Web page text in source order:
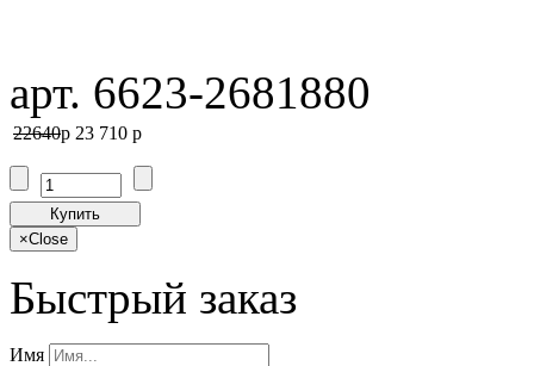
арт. 6623-2681880
22640p 23 710 p
Купить
×Close
Быстрый заказ
Имя